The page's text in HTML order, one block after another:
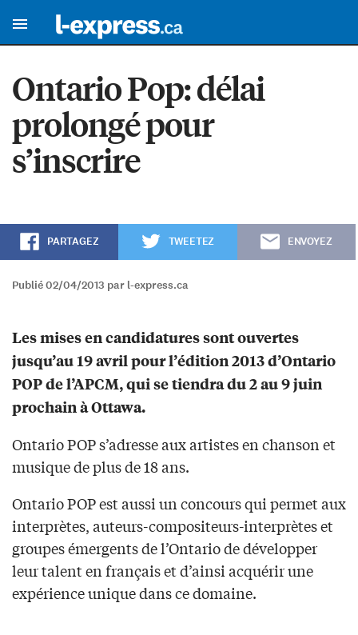
Ontario Pop: délai
prolongé pour
s’inscrire
PARTAGEZ TWEETEZ ENVOYEZ
Publié 02/04/2013 par l-express.ca
Les mises en candidatures sont ouvertes
jusqu’au 19 avril pour l’édition 2013 d’Ontario
POP de l’APCM, qui se tiendra du 2 au 9 juin
prochain à Ottawa.
Ontario POP s’adresse aux artistes en chanson et
musique de plus de 18 ans.
Ontario POP est aussi un concours qui permet aux
interprètes, auteurs-compositeurs-interprètes et
groupes émergents de l’Ontario de développer
leur talent en français et d’ainsi acquérir une
expérience unique dans ce domaine.